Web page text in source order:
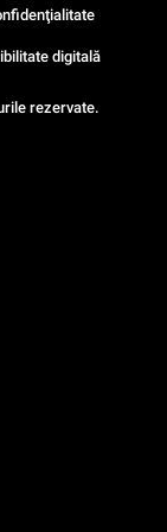
rezervate.
digitală